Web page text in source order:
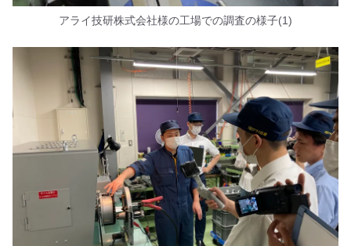
アライ技研株式会社様の工場での調査の様子(1)